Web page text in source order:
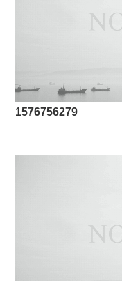
1576756279